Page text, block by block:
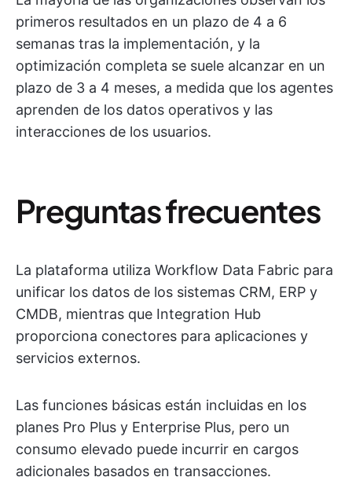
primeros resultados en un plazo de 4 a 6
semanas tras la implementación, y la
optimización completa se suele alcanzar en un
plazo de 3 a 4 meses, a medida que los agentes
aprenden de los datos operativos y las
interacciones de los usuarios.
Preguntas frecuentes
La plataforma utiliza Workflow Data Fabric para
unificar los datos de los sistemas CRM, ERP y
CMDB, mientras que Integration Hub
proporciona conectores para aplicaciones y
servicios externos.
Las funciones básicas están incluidas en los
planes Pro Plus y Enterprise Plus, pero un
consumo elevado puede incurrir en cargos
adicionales basados en transacciones.